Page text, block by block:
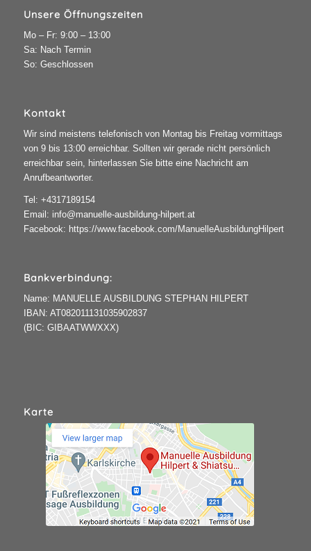
Unsere Öffnungszeiten
Mo – Fr: 9:00 – 13:00
Sa: Nach Termin
So: Geschlossen
Kontakt
Wir sind meistens telefonisch von Montag bis Freitag vormittags
von 9 bis 13:00 erreichbar. Sollten wir gerade nicht persönlich
erreichbar sein, hinterlassen Sie bitte eine Nachricht am
Anrufbeantworter.
Tel: +4317189154
Email: info@manuelle-ausbildung-hilpert.at
Facebook: https://www.facebook.com/ManuelleAusbildungHilpert
Bankverbindung:
Name: MANUELLE AUSBILDUNG STEPHAN HILPERT
IBAN: AT082011131035902837
(BIC: GIBAATWWXXX)
Karte